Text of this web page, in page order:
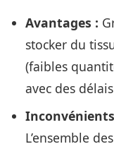
Avantages :
stocker du
(faibles
avec des
L’ensemble